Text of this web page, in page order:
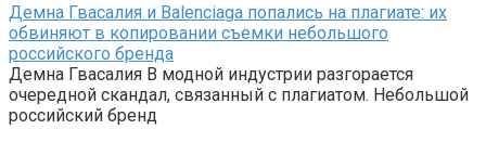
Демна Гвасалия и Balenciaga попались на плагиате: их
обвиняют в копировании съемки небольшого
российского бренда
Демна Гвасалия В модной индустрии разгорается
очередной скандал, связанный с плагиатом. Небольшой
российский бренд